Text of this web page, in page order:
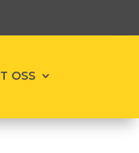
OSS